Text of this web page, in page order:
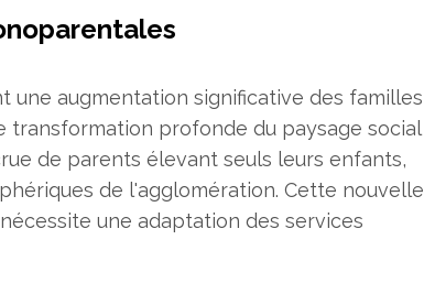
une augmentation significative des familles
transformation profonde du paysage social
de parents élevant seuls leurs enfants,
de l'agglomération. Cette nouvelle
une adaptation des services